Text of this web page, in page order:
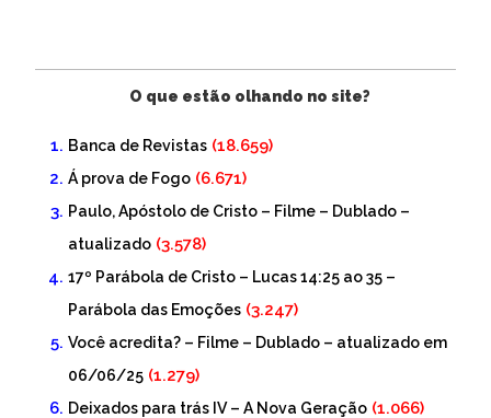
O que estão olhando no site?
Banca de Revistas (18.659)
Á prova de Fogo (6.671)
Paulo, Apóstolo de Cristo – Filme – Dublado –
atualizado (3.578)
17º Parábola de Cristo – Lucas 14:25 ao 35 –
Parábola das Emoções (3.247)
Você acredita? – Filme – Dublado – atualizado em
06/06/25 (1.279)
Deixados para trás IV – A Nova Geração (1.066)